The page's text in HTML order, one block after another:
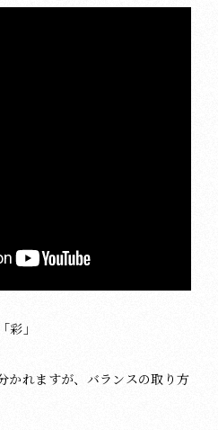
彩」
かれますが、バランスの取り方